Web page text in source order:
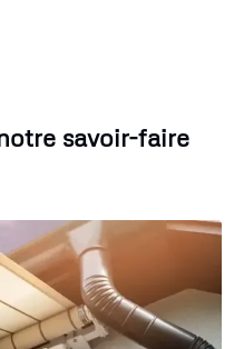
savoir-faire